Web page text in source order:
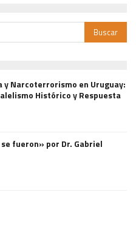
y Narcoterrorismo en Uruguay:
Histórico y Respuesta
fueron» por Dr. Gabriel